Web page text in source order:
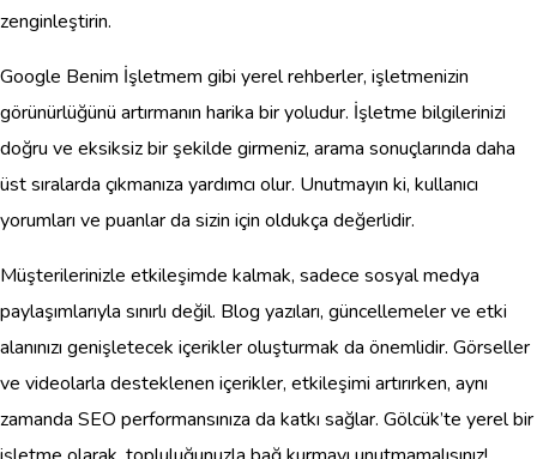
zenginleştirin.
Google Benim İşletmem gibi yerel rehberler, işletmenizin
görünürlüğünü artırmanın harika bir yoludur. İşletme bilgilerinizi
doğru ve eksiksiz bir şekilde girmeniz, arama sonuçlarında daha
üst sıralarda çıkmanıza yardımcı olur. Unutmayın ki, kullanıcı
yorumları ve puanlar da sizin için oldukça değerlidir.
Müşterilerinizle etkileşimde kalmak, sadece sosyal medya
paylaşımlarıyla sınırlı değil. Blog yazıları, güncellemeler ve etki
alanınızı genişletecek içerikler oluşturmak da önemlidir. Görseller
ve videolarla desteklenen içerikler, etkileşimi artırırken, aynı
zamanda SEO performansınıza da katkı sağlar. Gölcük’te yerel bir